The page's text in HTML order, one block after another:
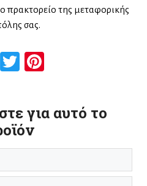
της μεταφορικής
σας.
Facebook
Twitter
για αυτό το